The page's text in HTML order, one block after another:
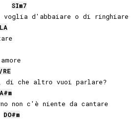
SIm7
voglia d'abbaiare o di ringhiare
LA
/RE
che altro vuoi parlare?
m
non c'è niente da cantare
DO#m